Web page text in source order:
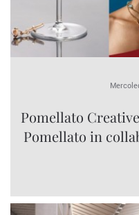
Pomellato
Pomellato in